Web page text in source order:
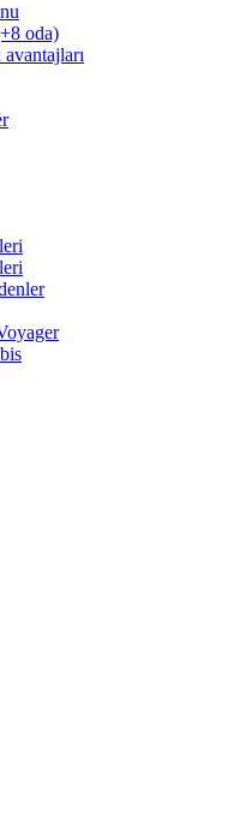
oda)
avantajları